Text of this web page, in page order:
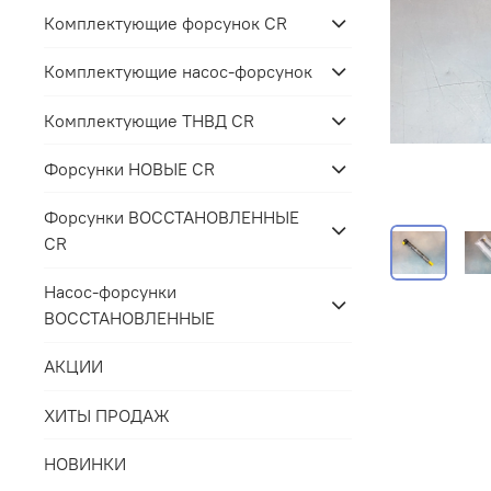
Комплектующие форсунок CR
Комплектующие насос-форсунок
Комплектующие ТНВД CR
Форсунки НОВЫЕ CR
Форсунки ВОССТАНОВЛЕННЫЕ
CR
Насос-форсунки
ВОССТАНОВЛЕННЫЕ
АКЦИИ
ХИТЫ ПРОДАЖ
НОВИНКИ